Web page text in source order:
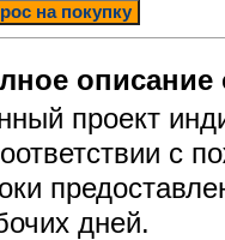
на покупку
описание
проект
с
дней.